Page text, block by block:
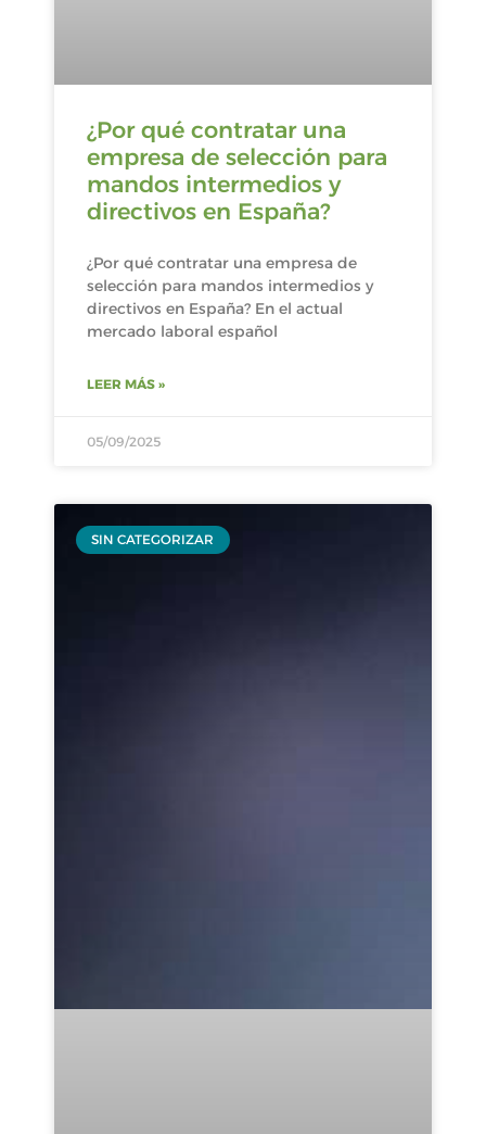
¿Por qué contratar una
empresa de selección para
mandos intermedios y
directivos en España?
¿Por qué contratar una empresa de
selección para mandos intermedios y
directivos en España? En el actual
mercado laboral español
LEER MÁS »
05/09/2025
SIN CATEGORIZAR